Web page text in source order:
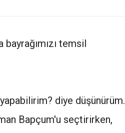
temsil
diye düşünürüm.
Bapçum'u seçtirirken,